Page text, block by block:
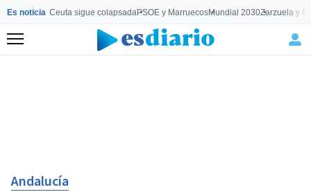
Es noticia Ceuta sigue colapsadaPSOE y MarruecosMundial 2030Zarzuela y
Menú
Andalucía